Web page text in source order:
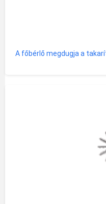
A főbérlő megdugja a